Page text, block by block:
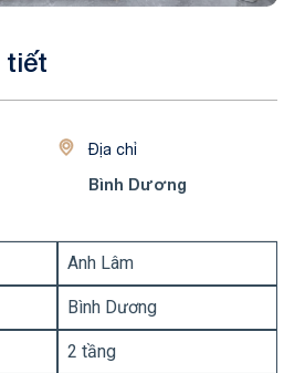
tiết
Địa chỉ
Bình Dương
Anh Lâm
Bình Dương
2 tầng